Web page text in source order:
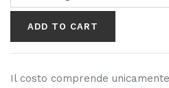
ADD TO CART
Il costo comprende